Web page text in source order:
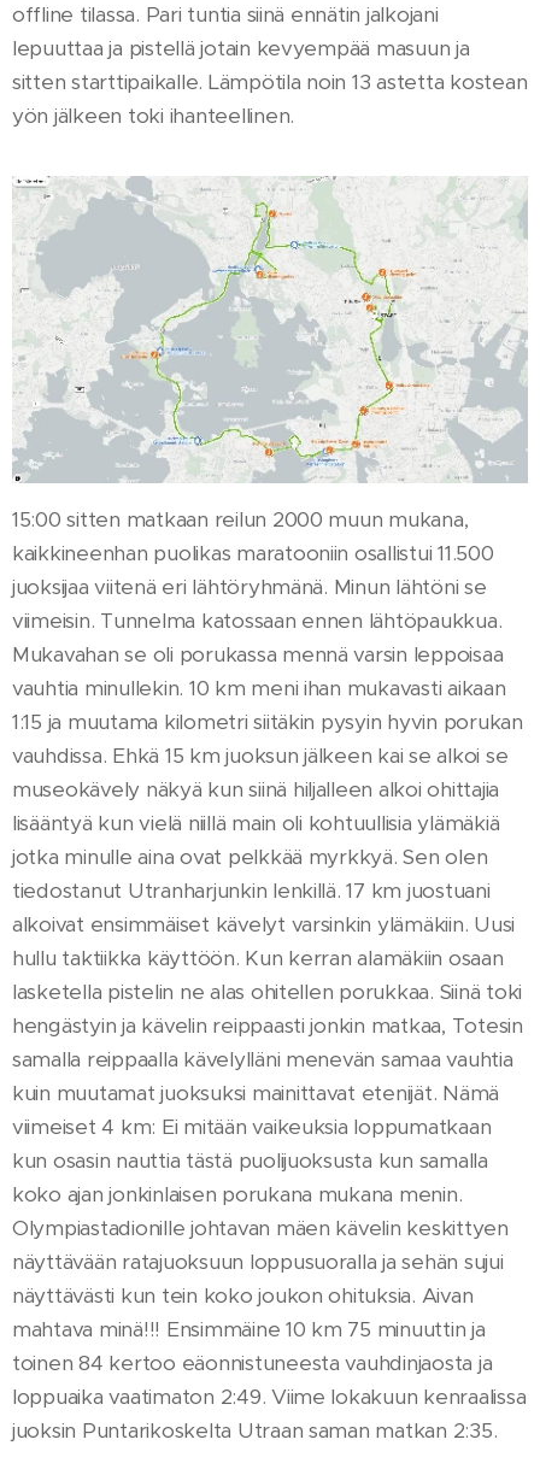
offline tilassa. Pari tuntia siinä ennätin jalkojani
lepuuttaa ja pistellä jotain kevyempää masuun ja
sitten starttipaikalle. Lämpötila noin 13 astetta kostean
yön jälkeen toki ihanteellinen.
15:00 sitten matkaan reilun 2000 muun mukana,
kaikkineenhan puolikas maratooniin osallistui 11.500
juoksijaa viitenä eri lähtöryhmänä. Minun lähtöni se
viimeisin. Tunnelma katossaan ennen lähtöpaukkua.
Mukavahan se oli porukassa mennä varsin leppoisaa
vauhtia minullekin. 10 km meni ihan mukavasti aikaan
1:15 ja muutama kilometri siitäkin pysyin hyvin porukan
vauhdissa. Ehkä 15 km juoksun jälkeen kai se alkoi se
museokävely näkyä kun siinä hiljalleen alkoi ohittajia
lisääntyä kun vielä niillä main oli kohtuullisia ylämäkiä
jotka minulle aina ovat pelkkää myrkkyä. Sen olen
tiedostanut Utranharjunkin lenkillä. 17 km juostuani
alkoivat ensimmäiset kävelyt varsinkin ylämäkiin. Uusi
hullu taktiikka käyttöön. Kun kerran alamäkiin osaan
lasketella pistelin ne alas ohitellen porukkaa. Siinä toki
hengästyin ja kävelin reippaasti jonkin matkaa, Totesin
samalla reippaalla kävelylläni menevän samaa vauhtia
kuin muutamat juoksuksi mainittavat etenijät. Nämä
viimeiset 4 km: Ei mitään vaikeuksia loppumatkaan
kun osasin nauttia tästä puolijuoksusta kun samalla
koko ajan jonkinlaisen porukana mukana menin.
Olympiastadionille johtavan mäen kävelin keskittyen
näyttävään ratajuoksuun loppusuoralla ja sehän sujui
näyttävästi kun tein koko joukon ohituksia. Aivan
mahtava minä!!! Ensimmäine 10 km 75 minuuttin ja
toinen 84 kertoo eäonnistuneesta vauhdinjaosta ja
loppuaika vaatimaton 2:49. Viime lokakuun kenraalissa
juoksin Puntarikoskelta Utraan saman matkan 2:35.